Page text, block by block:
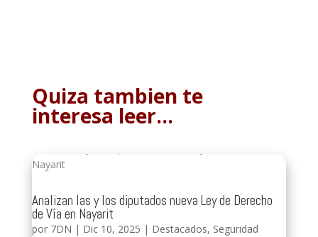
Quiza tambien te
interesa leer…
Analizan las y los diputados nueva Ley de Derecho
de Vía en Nayarit
por 7DN | Dic 10, 2025 | Destacados, Seguridad